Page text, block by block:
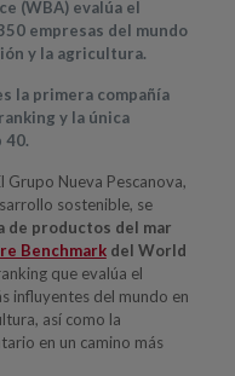
(WBA) evalúa el
empresas del mundo
y la agricultura.
la primera compañía
y la única
40.
Grupo Nueva Pescanova,
sostenible, se
de productos del mar
Benchmarkdel World
que evalúa el
influyentes del mundo en
así como la
en un camino más